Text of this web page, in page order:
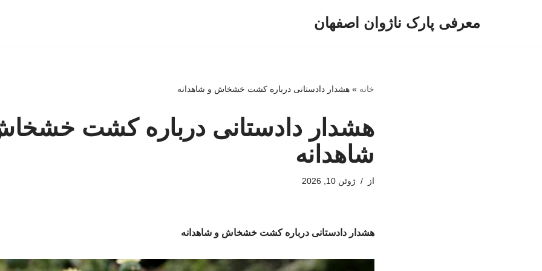
معرفی پارک ناژوان اصفهان
خانه »هشدار دادستانی درباره کشت خشخاش و شاهدانه
هشدار دادستانی درباره کشت
شاهدانه
از ژوئن 10, 2026
هشدار دادستانی درباره کشت خشخاش و شاهدانه